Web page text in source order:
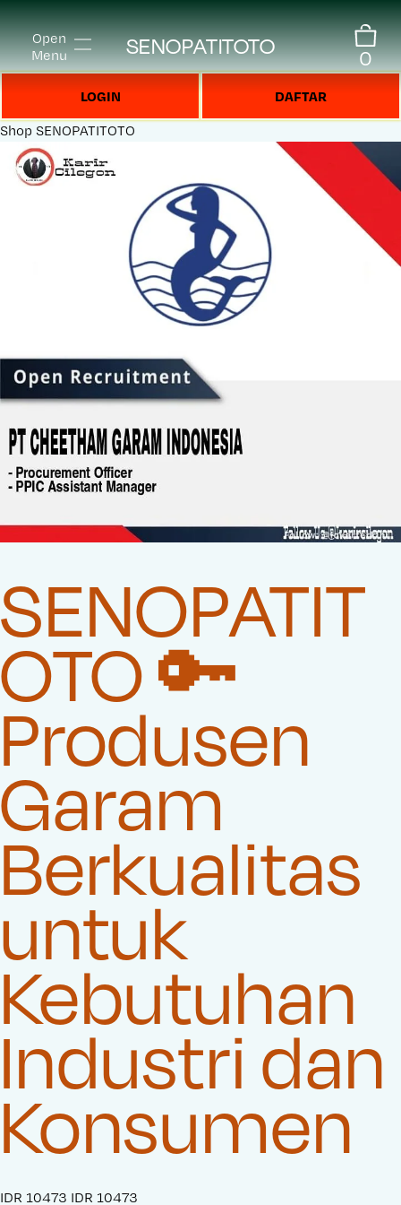
Open
Menu
SENOPATITOTO 0
LOGIN DAFTAR
Shop SENOPATITOTO
SENOPATIT
OTO 🔑
Produsen
Garam
Berkualitas
untuk
Kebutuhan
Industri dan
Konsumen
S
IDR 10473 O
IDR 10473